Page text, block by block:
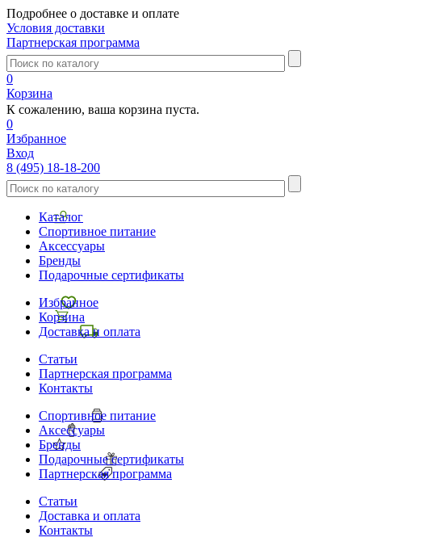
Подробнее о доставке и оплате
Условия доставки
Партнерская программа
0
Корзина
К сожалению, ваша корзина пуста.
0
Избранное
Вход
8 (495) 18-18-200
Каталог
Спортивное питание
Аксессуары
Бренды
Подарочные сертификаты
Избранное
Корзина
Доставка и оплата
Статьи
Партнерская программа
Контакты
Спортивное питание
Аксессуары
Бренды
Подарочные сертификаты
Партнерская программа
Статьи
Доставка и оплата
Контакты